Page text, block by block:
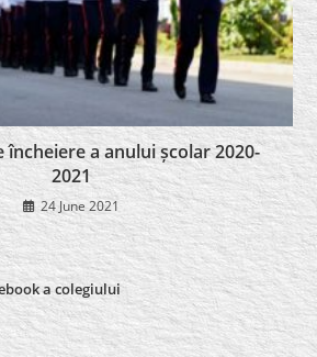
încheiere a anului școlar 2020-
2021
24 June 2021
a colegiului